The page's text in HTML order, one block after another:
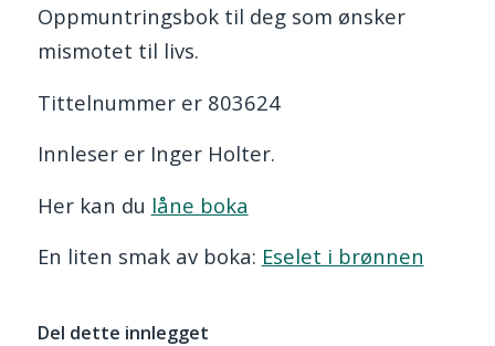
Oppmuntringsbok til deg som ønsker
mismotet til livs.
Tittelnummer er 803624
Innleser er Inger Holter.
Her kan du låne boka
En liten smak av boka: Eselet i brønnen
Del dette innlegget